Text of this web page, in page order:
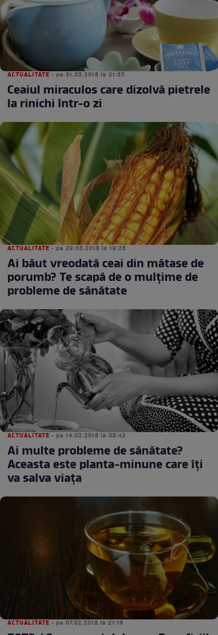
ACTUALITATE • pe 31.03.2018 la 21:35
Ceaiul miraculos care dizolvă pietrele
la rinichi într-o zi
ACTUALITATE • pe 29.03.2018 la 19:26
Ai băut vreodată ceai din mătase de
porumb? Te scapă de o mulţime de
probleme de sănătate
ACTUALITATE • pe 14.02.2018 la 08:42
Ai multe probleme de sănătate?
Aceasta este planta-minune care îţi
va salva viaţa
ACTUALITATE • pe 07.02.2018 la 21:18